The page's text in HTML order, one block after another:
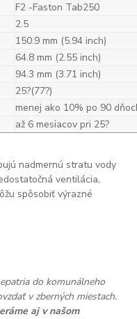
F2 -Faston Tab250
2.5
150.9 mm (5.94 inch)
64.8 mm (2.55 inch)
94.3 mm (3.71 inch)
25?(77?)
menej ako 10% po 90
až 6 mesiacov pri 25?
nadmernú stratu vody
ventilácia,
spôsobiť výrazné
do komunálneho
v zberných miestach.
aj v našom